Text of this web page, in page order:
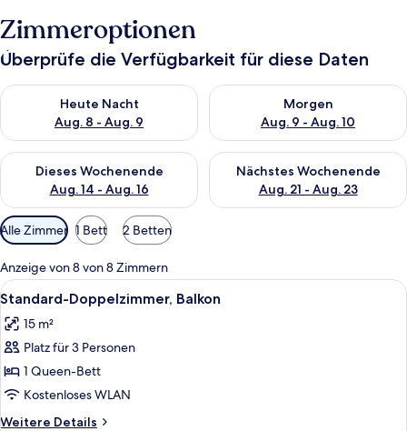
Zimmeroptionen
Überprüfe die Verfügbarkeit für diese Daten
Heute Nacht
Aug. 8 - Aug. 9
Überprüfe die Verfügbarkeit für heute Nacht, Aug. 8 - Aug. 9.
Morgen
Aug. 9 - Aug. 10
Überprüfe die Verfügbarkeit
Dieses Wochenende
Aug. 14 - Aug. 16
Überprüfe die Verfügbarkeit für dieses Wochenende, Aug. 14
Nächstes Wochenende
Aug. 21 - Aug. 23
Überprüfe die Verfügbarkeit
Verfügbare
Filter
für
Zimmer
Alle Zimmer 1 Bett 2 Betten
Anzeige von 8 von 8 Zimmern
Alle
Fotos
für
Standard-
Doppelzimmer,
Balkon
anzeigen
Ein modernes Schlafzimmer mit
4
Standard-Doppelzimmer, Balkon
15 m²
Platz für 3 Personen
1 Queen-Bett
Kostenloses WLAN
Weitere Details
Weitere